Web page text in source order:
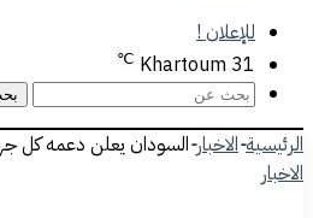
للإعلان !
Khartoum 31
℃
الرئيسية-الاخبار-السودان يعلن دعمه كل
الاخبار